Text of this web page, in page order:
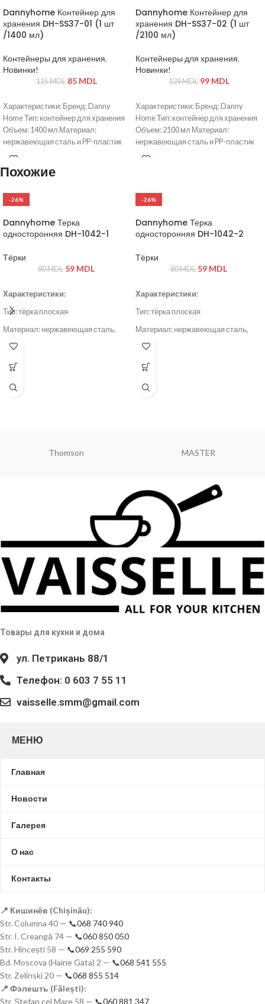
Dannyhome Контейнер для
хранения DH-SS37-01 (1 шт
/1400 мл)
Контейнеры для хранения,
Новинки!
115MDL 85 MDL
Характеристики: Бренд: Danny
Home Тип: контейнер для хранения
Объем: 1400 мл Материал:
нержавеющая сталь и PP-пластик
Крышка: герметичная Цвет:
серебристый / черный
Dannyhome Контейнер для
хранения DH-SS37-02 (1 шт
/2100 мл)
Контейнеры для хранения,
Новинки!
129MDL 99 MDL
Характеристики: Бренд: Danny
Home Тип: контейнер для хранения
Объем: 2100 мл Материал:
нержавеющая сталь и PP-пластик
Крышка: герметичная Цвет:
Похожие
-26%
Dannyhome Терка
односторонняя DH-1042-1
Тёрки
80MDL 59 MDL
Характеристики:
Тип: тёрка плоская
Материал: нержавеющая сталь,
пластик
-26%
Dannyhome Терка
односторонняя DH-1042-2
Тёрки
80MDL 59 MDL
Характеристики:
Тип: тёрка плоская
Материал: нержавеющая сталь,
пластик
Thomson MASTER
Товары для кухни и дома
ул. Петрикань 88/1
Телефон: 0 603 7 55 11
vaisselle.smm@gmail.com
МЕНЮ
Главная
Новости
Галерея
О нас
Контакты
📍 Кишинёв (Chișinău):
Str. Columna 40 — 📞068 740 940
Str. I. Creangă 74 — 📞060 850 050
Str. Hîncești 58 — 📞069 255 590
Bd. Moscova (Haine Gata) 2 — 📞068 541 555
Str. Zelinski 20 — 📞068 855 514
📍 Фэлешть (Fălești):
Str. Ștefan cel Mare 58 — 📞060 881 347